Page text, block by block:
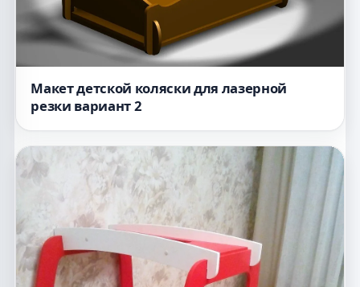
Макет детской коляски для лазерной
резки вариант 2